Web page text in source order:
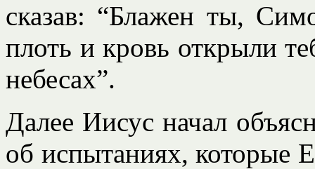
сказав: “Блажен ты,
плоть и кровь открыли
небесах”.
Далее Иисус начал
об испытаниях, которые